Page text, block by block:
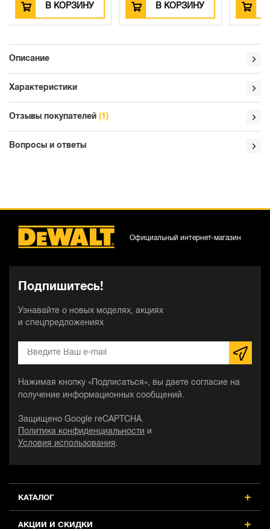
В КОРЗИНУ В КОРЗИНУ
Описание
Характеристики
Отзывы покупателей (1)
Вопросы и ответы
КАТАЛОГ
АКЦИИ И СКИДКИ
Подпишитесь!
Узнавайте о новых моделях, акциях
и спецпредложениях
Нажимая кнопку «Подписаться», вы даете согласие на
получение информационных сообщений.
Защищено Google reCAPTCHA.
Политика конфиденциальности и
Условия использования.
Официальный интернет-магазин